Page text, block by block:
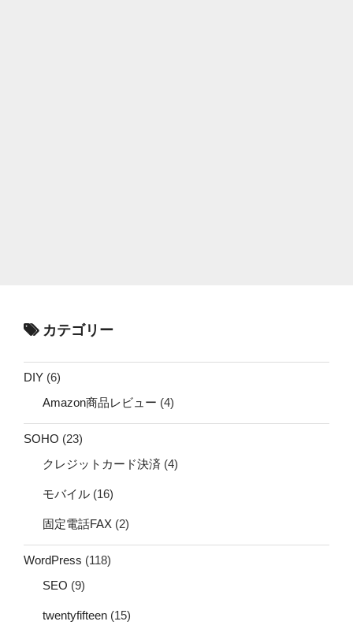
カテゴリー
DIY (6)
Amazon商品レビュー (4)
SOHO (23)
クレジットカード決済 (4)
モバイル (16)
固定電話FAX (2)
WordPress (118)
SEO (9)
twentyfifteen (15)